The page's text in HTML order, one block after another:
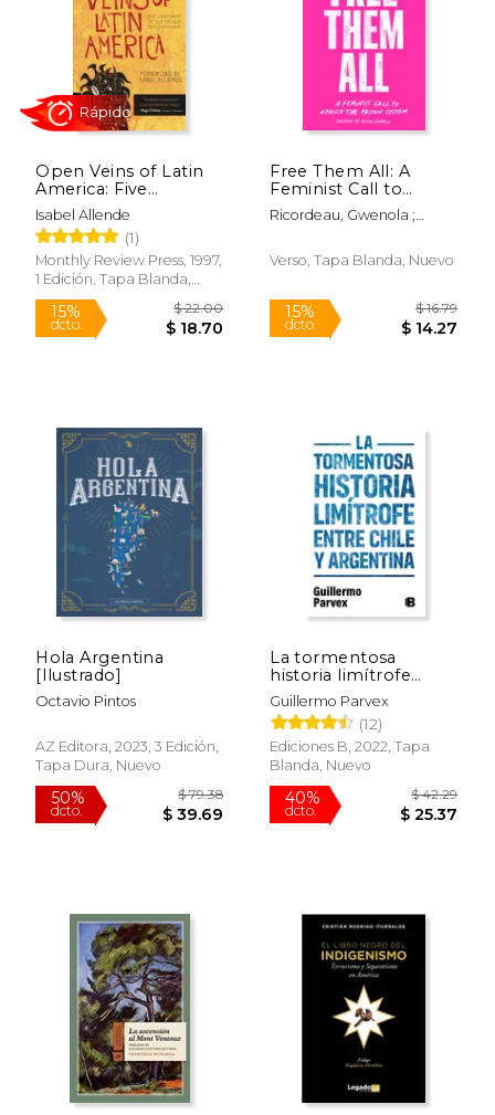
Open Veins of Latin
America: Five
Centuries of the
Pillage of a Continent
(en Inglés)
Isabel Allende
(1)
Monthly Review Press, 1997,
1 Edición, Tapa Blanda,
Nuevo
15% $ 22.00
$ 18.70
Rápido
Free Them All: A
Feminist Call to
Abolish the Prison
System (en Inglés)
Ricordeau, Gwenola ;
Emma
Verso, Tapa Blanda, Nuevo
15%
dcto.
Hola Argentina
[Ilustrado]
Octavio Pintos
AZ Editora, 2023, 3 Edición,
Tapa Dura, Nuevo
50%
dcto. $ 39.69
La tormentosa
historia limítrofe
entre Chile y
Argentina
Guillermo Parvex
(12)
Ediciones B, 2022, Tapa
Blanda, Nuevo
dcto.